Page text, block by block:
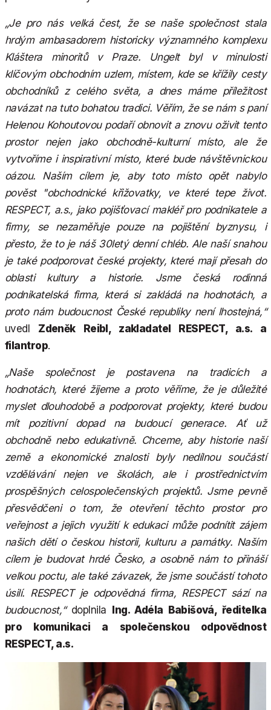
„Je pro nás velká čest, že se naše společnost stala
hrdým ambasadorem historicky významného komplexu
Kláštera minoritů v Praze. Ungelt byl v minulosti
klíčovým obchodním uzlem, místem, kde se křížily cesty
obchodníků z celého světa, a dnes máme příležitost
navázat na tuto bohatou tradici. Věřím, že se nám s paní
Helenou Kohoutovou podaří obnovit a znovu oživit tento
prostor nejen jako obchodně-kulturní místo, ale že
vytvoříme i inspirativní místo, které bude návštěvnickou
oázou. Naším cílem je, aby toto místo opět nabylo
pověst "obchodnické křižovatky, ve které tepe život.
RESPECT, a.s., jako pojišťovací makléř pro podnikatele a
firmy, se nezaměřuje pouze na pojištění byznysu, i
přesto, že to je náš 30letý denní chléb. Ale naší snahou
je také podporovat české projekty, které mají přesah do
oblasti kultury a historie. Jsme česká rodinná
podnikatelská firma, která si zakládá na hodnotách, a
proto nám budoucnost České republiky není lhostejná,“
uvedl Zdeněk Reibl, zakladatel RESPECT, a.s. a
filantrop.
„Naše společnost je postavena na tradicích a
hodnotách, které žijeme a proto věříme, že je důležité
myslet dlouhodobě a podporovat projekty, které budou
mít pozitivní dopad na budoucí generace. Ať už
obchodně nebo edukativně. Chceme, aby historie naší
země a ekonomické znalosti byly nedílnou součástí
vzdělávání nejen ve školách, ale i prostřednictvím
prospěšných celospolečenských projektů. Jsme pevně
přesvědčeni o tom, že otevření těchto prostor pro
veřejnost a jejich využití k edukaci může podnítit zájem
našich dětí o českou historii, kulturu a památky. Naším
cílem je budovat hrdé Česko, a osobně nám to přináší
velkou poctu, ale také závazek, že jsme součástí tohoto
úsilí. RESPECT je odpovědná firma, RESPECT sází na
budoucnost,“doplnila
Ing. Adéla Babišová, ředitelka
pro komunikaci a společenskou odpovědnost
RESPECT, a.s.